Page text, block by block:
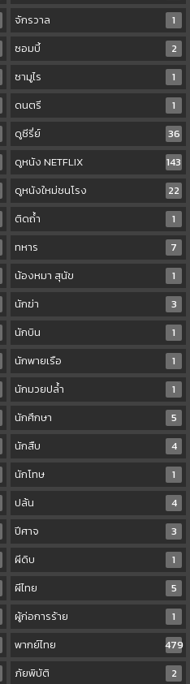
จักรวาล
1
ซอมบี้
2
ซามูไร
1
ดนตรี
1
ดูซีรี่ย์
36
ดูหนัง NETFLIX
143
ดูหนังใหม่ชนโรง
22
ติดถ้ำ
1
ทหาร
7
น้องหมา สุนัข
1
นักฆ่า
3
นักบิน
1
นักพายเรือ
1
นักมวยปล้ำ
1
นักศึกษา
5
นักสืบ
4
นักโทษ
1
ปล้น
4
ปีศาจ
3
ผีดิบ
1
ผีไทย
5
ผู้ก่อการร้าย
1
พากย์ไทย
479
ภัยพิบัติ
2